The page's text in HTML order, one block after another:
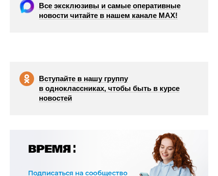
Все эксклюзивы и самые оперативные
новости читайте в нашем канале МАХ!
Вступайте в нашу группу
в одноклассниках, чтобы быть в курсе
новостей